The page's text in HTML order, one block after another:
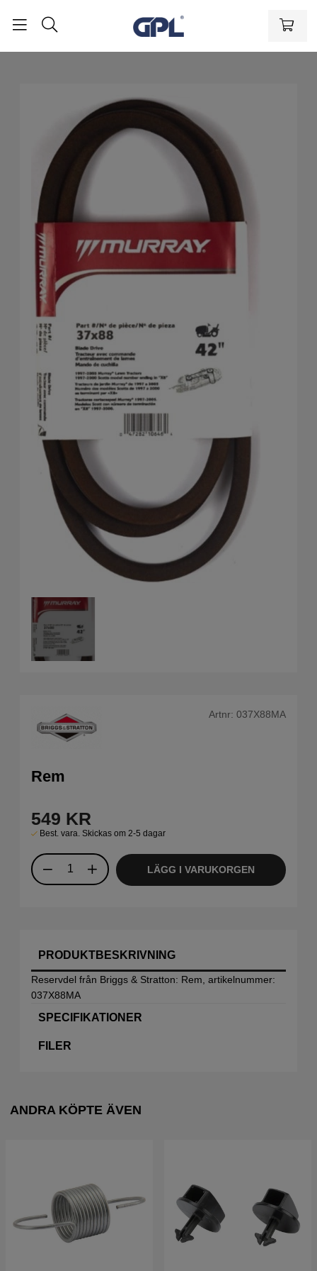
Artnr: 037X88MA
Rem
549 KR
Best. vara. Skickas om 2-5 dagar
LÄGG I VARUKORGEN
PRODUKTBESKRIVNING
Reservdel från Briggs & Stratton: Rem, artikelnummer:
037X88MA
SPECIFIKATIONER
FILER
ANDRA KÖPTE ÄVEN